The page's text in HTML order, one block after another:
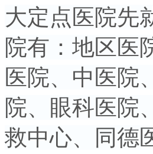
大定点医院先
院有：地区医
医院、中医院
院、眼科医院
救中心、同德